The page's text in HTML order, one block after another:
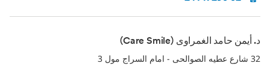
د. أيمن حامد الغمراوى (Care Smile)
32 شارع عطيه الصوالحى - امام السراج مول 3